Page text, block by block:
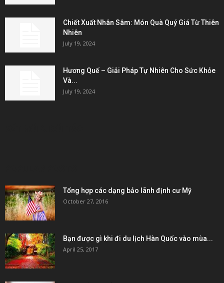
Chiết Xuất Nhân Sâm: Món Quà Quý Giá Từ Thiên
Nhiên
July 19, 2024
Hương Quế – Giải Pháp Tự Nhiên Cho Sức Khỏe
Và...
July 19, 2024
Tổng hợp các dạng bảo lãnh định cư Mỹ
October 27, 2016
Bạn được gì khi đi du lịch Hàn Quốc vào mùa...
April 25, 2017